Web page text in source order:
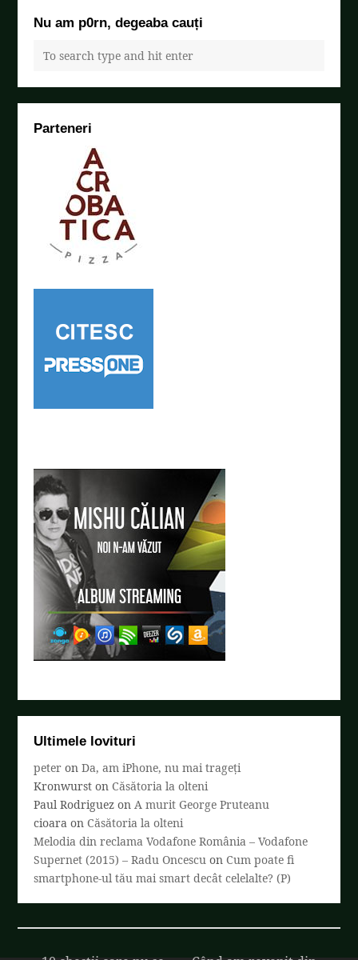
Nu am p0rn, degeaba cauți
Parteneri
Ultimele lovituri
peter onDa, am iPhone, nu mai trageți
Kronwurst onCăsătoria la olteni
Paul Rodriguez onA murit George Pruteanu
cioara onCăsătoria la olteni
Melodia din reclama Vodafone România – Vodafone
Supernet (2015) – Radu Oncescu onCum poate fi
smartphone-ul tău mai smart decât celelalte? (P)